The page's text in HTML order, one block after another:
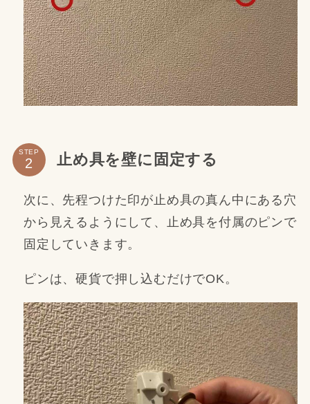
STEP 止め具を壁に固定する
次に、先程つけた印が止め具の真ん中にある穴
から見えるようにして、止め具を付属のピンで
固定していきます。
ピンは、硬貨で押し込むだけでOK。